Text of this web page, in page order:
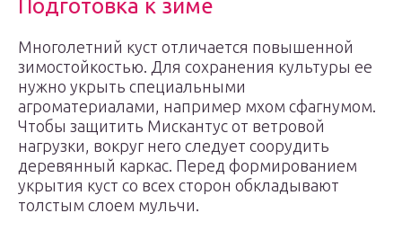
Подготовка к зиме
Многолетний куст отличается повышенной
зимостойкостью. Для сохранения культуры ее
нужно укрыть специальными
агроматериалами, например мхом сфагнумом.
Чтобы защитить Мискантус от ветровой
нагрузки, вокруг него следует соорудить
деревянный каркас. Перед формированием
укрытия куст со всех сторон обкладывают
толстым слоем мульчи.